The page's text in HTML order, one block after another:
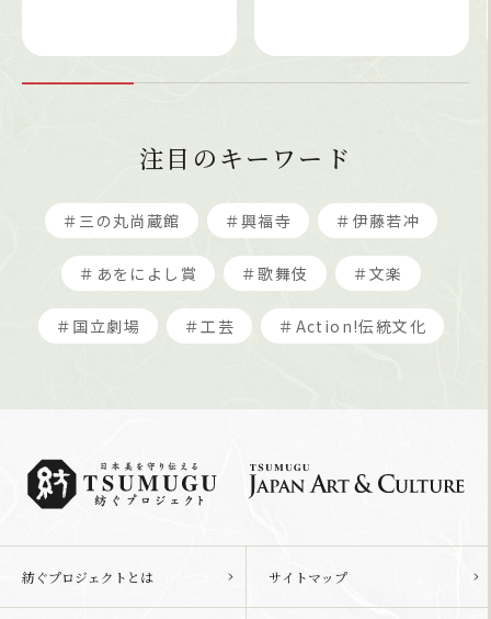
注目のキーワード
＃三の丸尚蔵館 ＃興福寺 ＃伊藤若冲
＃あをによし賞 ＃歌舞伎 ＃文楽
＃国立劇場 ＃工芸 ＃Action!伝統文化
紡ぐプロジェクトとは サイトマップ